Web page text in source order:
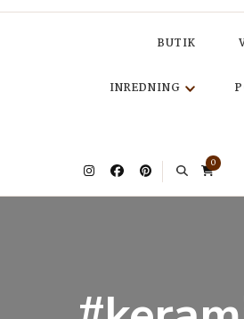
BUTIK
INREDNING
0